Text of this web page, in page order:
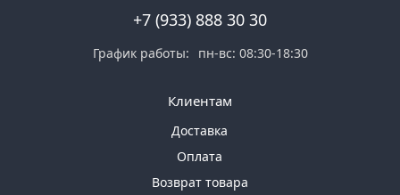
+7 (933) 888 30 30
График работы: пн-вс: 08:30-18:30
Клиентам
Доставка
Оплата
Возврат товара